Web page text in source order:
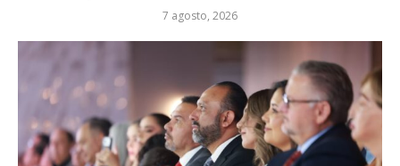
7 agosto, 2026